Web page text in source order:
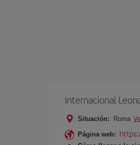
Internacional
Situación: Roma
Página web: